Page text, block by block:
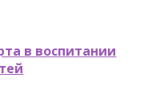
в воспитании